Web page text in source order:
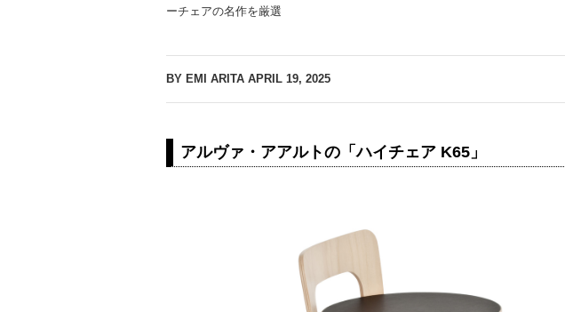
ーチェアの名作を厳選
BY EMI ARITA APRIL 19, 2025
アルヴァ・アアルトの「ハイチェア K65」